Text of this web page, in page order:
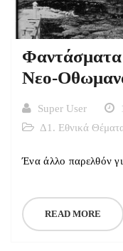
Nεο-
Super User
Δ1. Εθνικά
Ένα άλλο παρελθόν
READ MORE